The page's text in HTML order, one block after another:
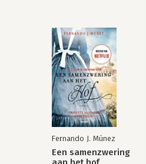
Fernando J. Múnez
Een samenzwering